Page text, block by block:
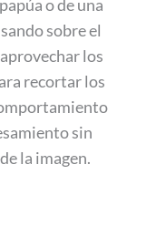
o de una
sobre el
los
recortar los
sin
la imagen.